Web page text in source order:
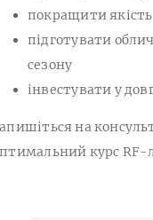
покращити
підготувати
сезону
інвестувати у
на
курс RF-